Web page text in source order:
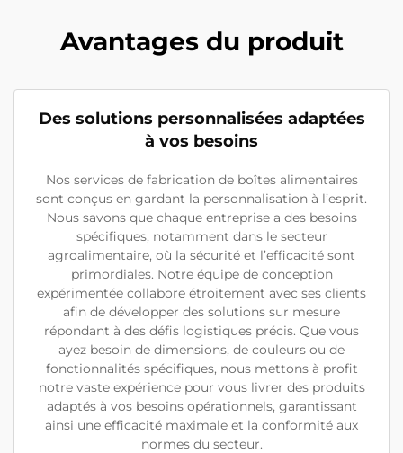
Avantages du produit
Des solutions personnalisées adaptées
à vos besoins
Nos services de fabrication de boîtes alimentaires
sont conçus en gardant la personnalisation à l’esprit.
Nous savons que chaque entreprise a des besoins
spécifiques, notamment dans le secteur
agroalimentaire, où la sécurité et l’efficacité sont
primordiales. Notre équipe de conception
expérimentée collabore étroitement avec ses clients
afin de développer des solutions sur mesure
répondant à des défis logistiques précis. Que vous
ayez besoin de dimensions, de couleurs ou de
fonctionnalités spécifiques, nous mettons à profit
notre vaste expérience pour vous livrer des produits
adaptés à vos besoins opérationnels, garantissant
ainsi une efficacité maximale et la conformité aux
normes du secteur.